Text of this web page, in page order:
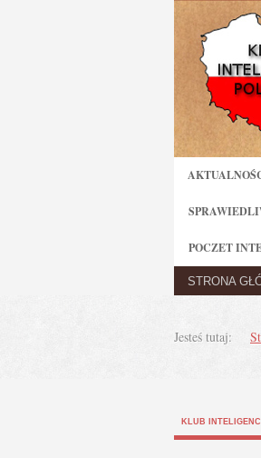
POCZET
STRONA
Jesteś tutaj:
KLUB